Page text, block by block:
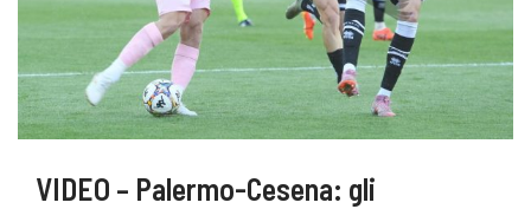
VIDEO – Palermo-Cesena: gli